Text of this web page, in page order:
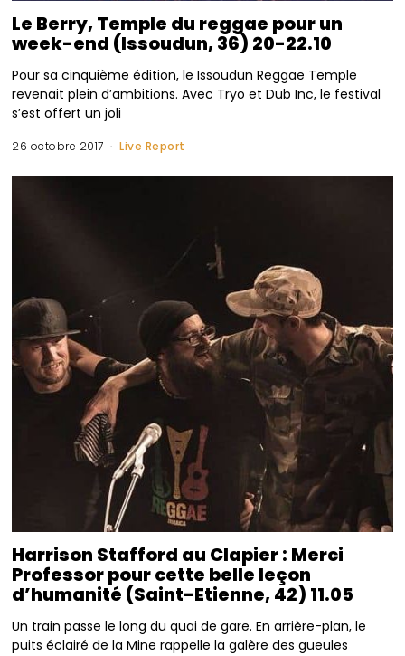
Le Berry, Temple du reggae pour un
week-end (Issoudun, 36) 20-22.10
Pour sa cinquième édition, le Issoudun Reggae Temple
revenait plein d’ambitions. Avec Tryo et Dub Inc, le festival
s’est offert un joli
26 octobre 2017 Live Report
Harrison Stafford au Clapier : Merci
Professor pour cette belle leçon
d’humanité (Saint-Etienne, 42) 11.05
Un train passe le long du quai de gare. En arrière-plan, le
puits éclairé de la Mine rappelle la galère des gueules